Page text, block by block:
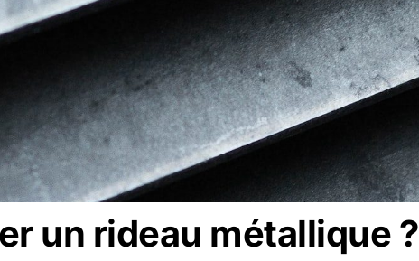
un rideau métallique ?